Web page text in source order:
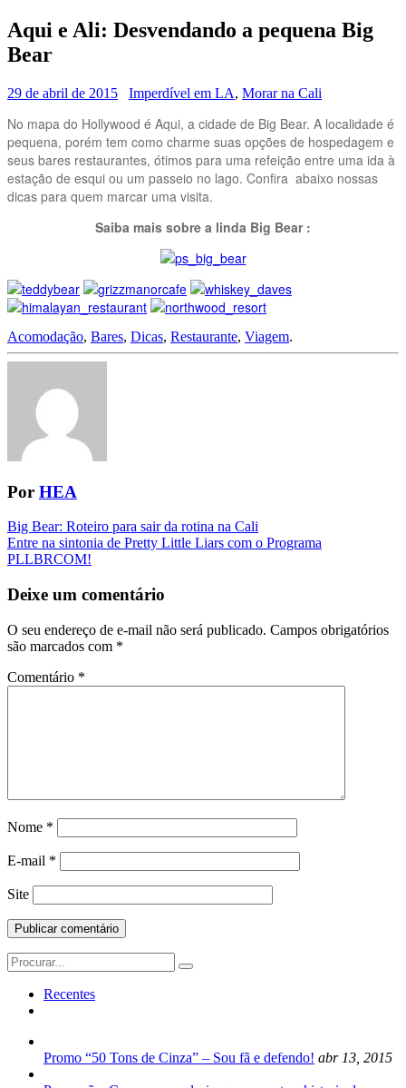
Aqui e Ali: Desvendando a pequena Big
Bear
29 de abril de 2015 Imperdível em LA, Morar na Cali
No mapa do Hollywood é Aqui, a cidade de Big Bear. A localidade é
pequena, porém tem como charme suas opções de hospedagem e
seus bares restaurantes, ótimos para uma refeição entre uma ida à
estação de esqui ou um passeio no lago. Confira abaixo nossas
dicas para quem marcar uma visita.
Saiba mais sobre a linda Big Bear :
Acomodação, Bares, Dicas, Restaurante, Viagem.
Por HEA
Navegação
da
Big Bear: Roteiro para sair da rotina na Cali
Entre na sintonia de Pretty Little Liars com o Programa
PLLBRCOM!
Deixe um comentário
O seu endereço de e-mail não será publicado. Campos obrigatórios
são marcados com *
Comentário *
Nome *
E-mail *
Site
Search
for:
Recentes
Promo “50 Tons de Cinza” – Sou fã e defendo! abr 13, 2015